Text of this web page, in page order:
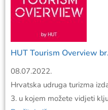
HUT Tourism Overview
08.07.2022.
Hrvatska udruga turizma
3. u kojem možete vidjeti